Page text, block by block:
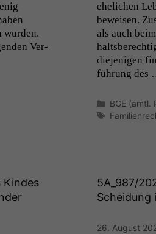
wur­den.
Ver­
ehe­lichen
beweisen.
als auch
diejeni­gen
führung des
Kategorien
BGE (amtl.
Kindes
5A_987/
Scheidung
26. August